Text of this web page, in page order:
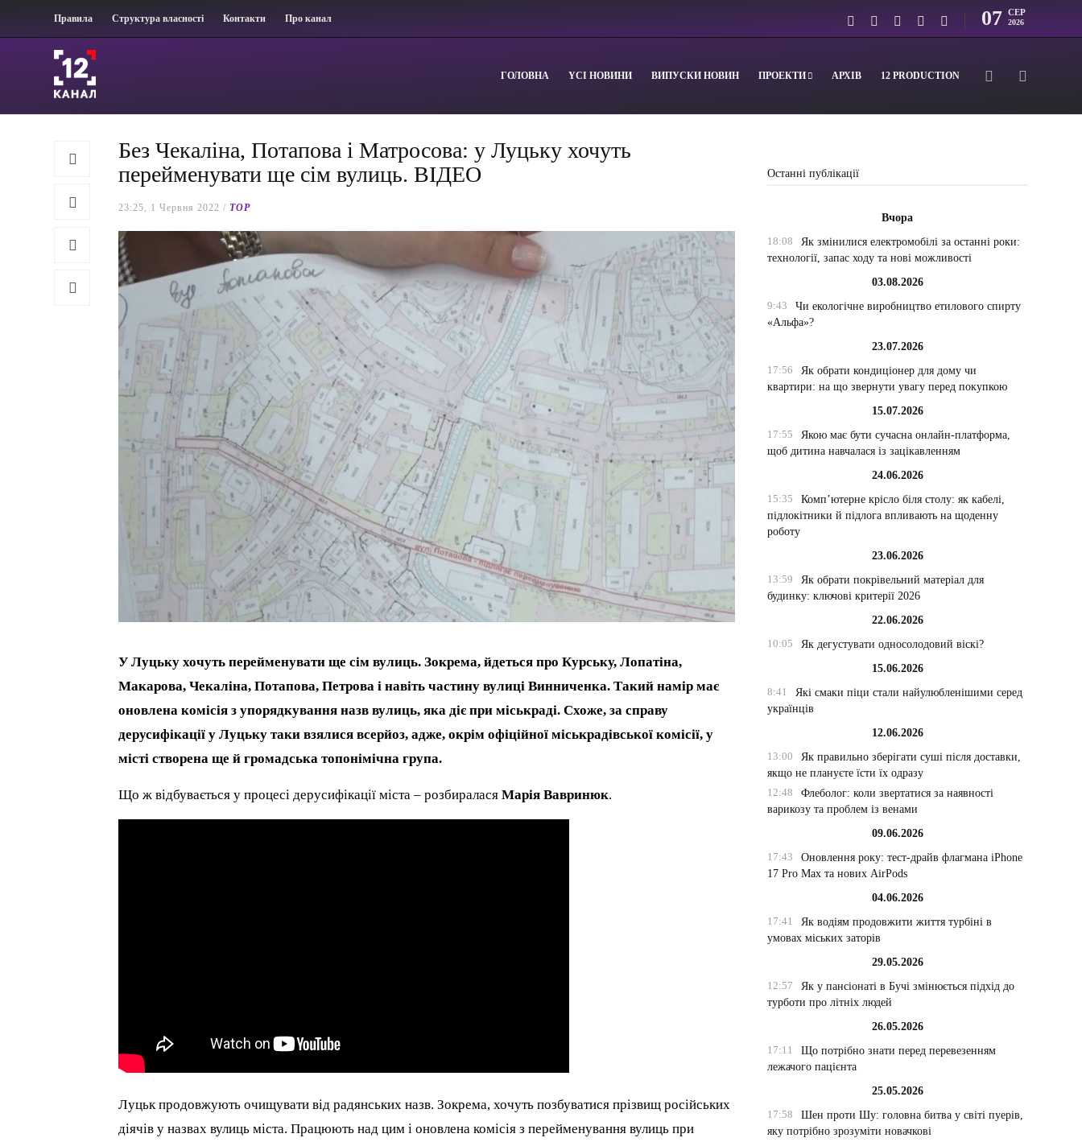
Правила Структура власності Контакти Про канал 07 СЕР
2026
ГОЛОВНА YСІ НОВИНИ ВИПУСКИ НОВИН ПРОЕКТИ АРХІВ 12 PRODUCTION
Без Чекаліна, Потапова і Матросова: у Луцьку хочуть
перейменувати ще сім вулиць. ВІДЕО
23:25, 1 Червня 2022 / TOP
У Луцьку хочуть перейменувати ще сім вулиць. Зокрема, йдеться про Курську, Лопатіна,
Макарова, Чекаліна, Потапова, Петрова і навіть частину вулиці Винниченка. Такий намір має
оновлена комісія з упорядкування назв вулиць, яка діє при міськраді. Схоже, за справу
дерусифікації у Луцьку таки взялися всерйоз, адже, окрім офіційної міськрадівської комісії, у
місті створена ще й громадська топонімічна група.
Що ж відбувається у процесі дерусифікації міста – розбираласяМарія Вавринюк.
Луцьк продовжують очищувати від радянських назв. Зокрема, хочуть позбуватися прізвищ російських
діячів у назвах вулиць міста. Працюють над цим і оновлена комісія з перейменування вулиць при
Останні публікації
Вчора
18:08
Як змінилися електромобілі за останні роки:
технології, запас ходу та нові можливості
03.08.2026
9:43
Чи екологічне виробництво етилового спирту
«Альфа»?
23.07.2026
17:56
Як обрати кондиціонер для дому чи
квартири: на що звернути увагу перед покупкою
15.07.2026
17:55
Якою має бути сучасна онлайн-платформа,
щоб дитина навчалася із зацікавленням
24.06.2026
15:35
Комп’ютерне крісло біля столу: як кабелі,
підлокітники й підлога впливають на щоденну
роботу
23.06.2026
13:59
Як обрати покрівельний матеріал для
будинку: ключові критерії 2026
22.06.2026
10:05
Як дегустувати односолодовий віскі?
15.06.2026
8:41
Які смаки піци стали найулюбленішими серед
українців
12.06.2026
13:00
Як правильно зберігати суші після доставки,
якщо не плануєте їсти їх одразу
12:48
Флеболог: коли звертатися за наявності
варикозу та проблем із венами
09.06.2026
17:43
Оновлення року: тест-драйв флагмана iPhone
17 Pro Max та нових AirPods
04.06.2026
17:41
Як водіям продовжити життя турбіні в
умовах міських заторів
29.05.2026
12:57
Як у пансіонаті в Бучі змінюється підхід до
турботи про літніх людей
26.05.2026
17:11
Що потрібно знати перед перевезенням
лежачого пацієнта
25.05.2026
17:58
Шен проти Шу: головна битва у світі пуерів,
яку потрібно зрозуміти новачкові